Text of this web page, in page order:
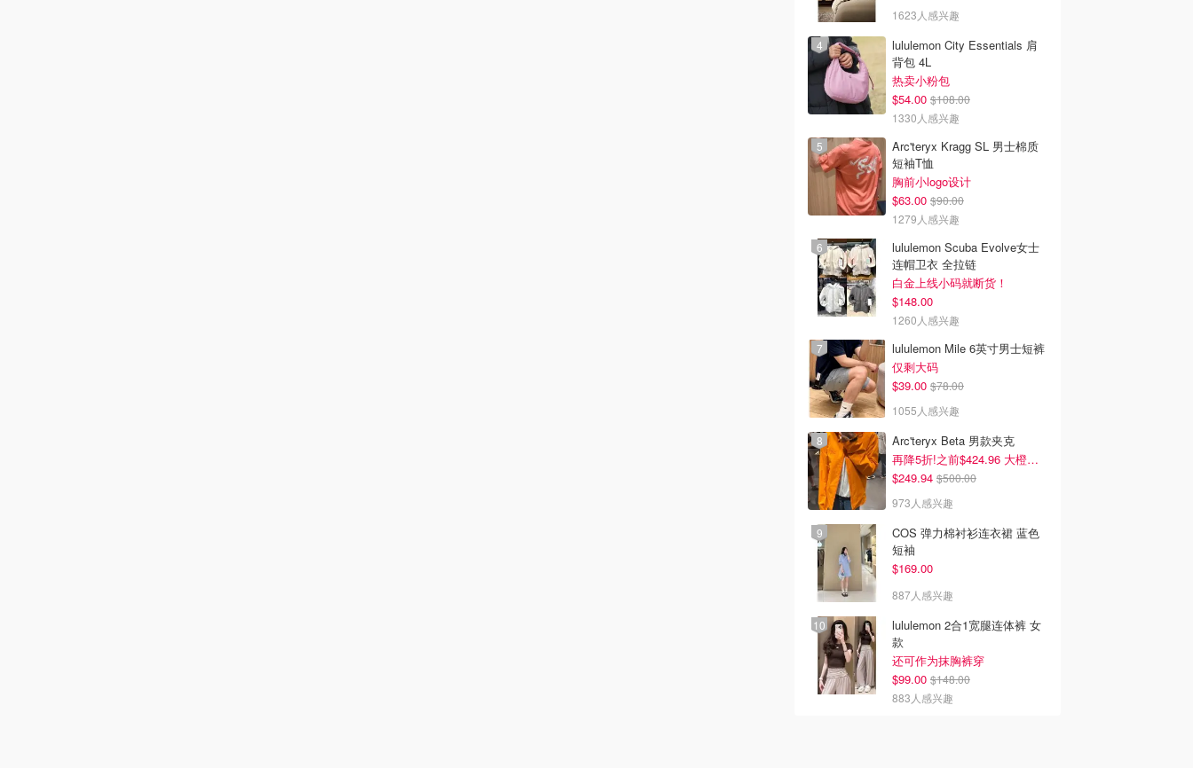
1623人感兴趣
lululemon City Essentials 肩
背包 4L
热卖小粉包
$54.00 $108.00
1330人感兴趣
Arc'teryx Kragg SL 男士棉质
短袖T恤
胸前小logo设计
$63.00 $90.00
1279人感兴趣
lululemon Scuba Evolve女士
连帽卫衣 全拉链
白金上线小码就断货！
$148.00
1260人感兴趣
lululemon Mile 6英寸男士短裤
仅剩大码
$39.00 $78.00
1055人感兴趣
Arc'teryx Beta 男款夹克
再降5折!之前$424.96 大橙子好显白 蹲补
$249.94 $500.00
973人感兴趣
COS 弹力棉衬衫连衣裙 蓝色
短袖
$169.00
887人感兴趣
lululemon 2合1宽腿连体裤 女
款
还可作为抹胸裤穿
$99.00 $148.00
883人感兴趣